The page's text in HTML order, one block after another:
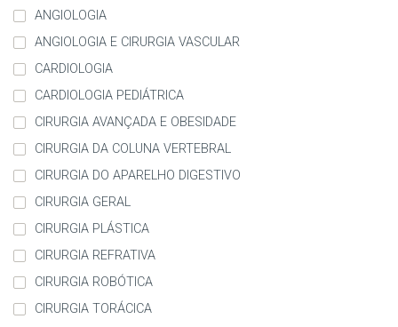
ANGIOLOGIA
ANGIOLOGIA E CIRURGIA VASCULAR
CARDIOLOGIA
CARDIOLOGIA PEDIÁTRICA
CIRURGIA AVANÇADA E OBESIDADE
CIRURGIA DA COLUNA VERTEBRAL
CIRURGIA DO APARELHO DIGESTIVO
CIRURGIA GERAL
CIRURGIA PLÁSTICA
CIRURGIA REFRATIVA
CIRURGIA ROBÓTICA
CIRURGIA TORÁCICA